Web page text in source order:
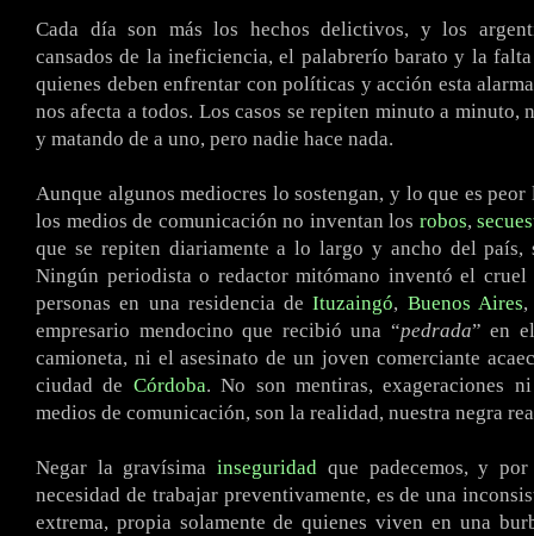
Cada día son más los hechos delictivos, y los
cansados de la ineficiencia, el palabrerío barato y la falta
quienes deben enfrentar con políticas y acción esta
nos afecta a todos. Los casos se repiten minuto a minuto,
y matando de a uno, pero nadie hace nada.
Aunque algunos mediocres lo sostengan, y lo que es
los medios de comunicación no inventan los robos,
que se repiten diariamente a lo largo y ancho del país,
Ningún periodista o redactor mitómano inventó el cruel
personas en una residencia deItuzaingó, Buenos Aires
empresario mendocino que recibió una “pedrada” en
camioneta, ni el asesinato de un joven comerciante
ciudad de Córdoba. No son mentiras, exageraciones
medios de comunicación, son la realidad, nuestra negra
Negar la gravísimainseguridad que padecemos, y
necesidad de trabajar preventivamente, es de una
extrema, propia solamente de quienes viven en una